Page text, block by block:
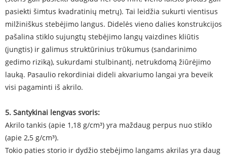
pasiekti šimtus kvadratinių metrų). Tai leidžia sukurti vientisus
milžiniškus stebėjimo langus. Didelės vieno dalies konstrukcijos
pašalina stiklo sujungtų stebėjimo langų vaizdines kliūtis
(jungtis) ir galimus struktūrinius trūkumus (sandarinimo
gedimo riziką), sukurdami stulbinantį, netrukdomą žiūrėjimo
lauką. Pasaulio rekordiniai dideli akvariumo langai yra beveik
visi pagaminti iš akrilo.
5. Santykinai lengvas svoris:
Akrilo tankis (apie 1,18 g/cm³) yra maždaug perpus nuo stiklo
(apie 2,5 g/cm³).
Tokio paties storio ir dydžio stebėjimo langams akrilas yra daug